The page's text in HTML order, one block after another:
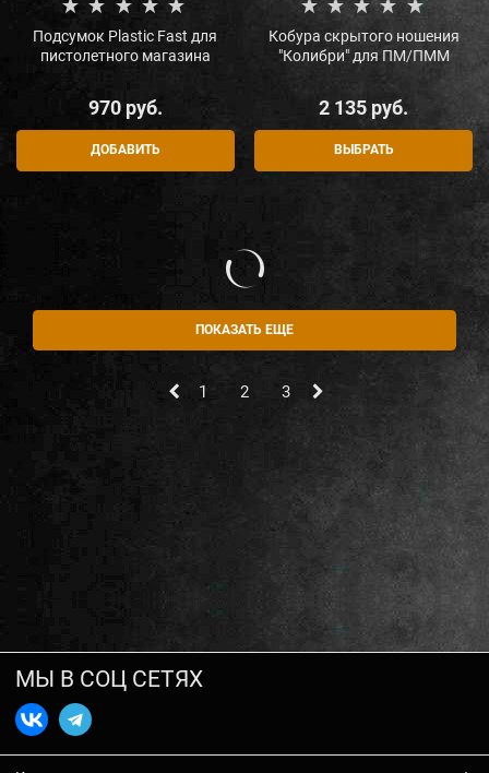
Подсумок Plastic Fast для
пистолетного магазина
970 руб.
ДОБАВИТЬ
Кобура скрытого ношения
"Колибри" для ПМ/ПММ
2 135 руб.
ВЫБРАТЬ
ПОКАЗАТЬ ЕЩЕ
1 2 3
МЫ В СОЦ СЕТЯХ